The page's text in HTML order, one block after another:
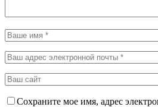
Сохраните мое имя, адрес